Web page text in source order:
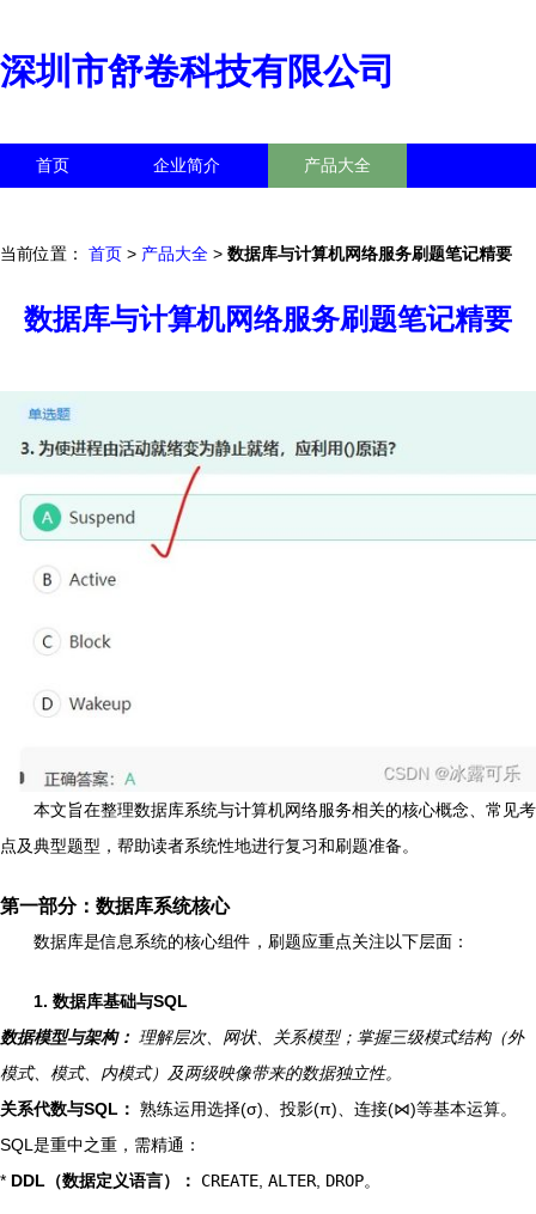
深圳市舒卷科技有限公司
首页 企业简介 产品大全
当前位置： 首页 > 产品大全 > 数据库与计算机网络服务刷题笔记精要
数据库与计算机网络服务刷题笔记精要
本文旨在整理数据库系统与计算机网络服务相关的核心概念、常见考
点及典型题型，帮助读者系统性地进行复习和刷题准备。
第一部分：数据库系统核心
数据库是信息系统的核心组件，刷题应重点关注以下层面：
1. 数据库基础与SQL
数据模型与架构： 理解层次、网状、关系模型；掌握三级模式结构（外
模式、模式、内模式）及两级映像带来的数据独立性。
关系代数与SQL： 熟练运用选择(σ)、投影(π)、连接(⋈)等基本运算。
SQL是重中之重，需精通：
* DDL（数据定义语言）： CREATE ALTER DROP。